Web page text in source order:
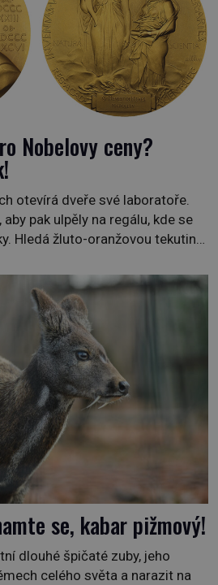
Nobelovy ceny?
otevírá dveře své laboratoře.
pak ulpěly na regálu, kde se
Hledá žluto-oranžovou tekutinu,
aqua regia se skrývá
královská. Svůj přídomek nemá
se, kabar pižmový!
dlouhé špičaté zuby, jeho
celého světa a narazit na